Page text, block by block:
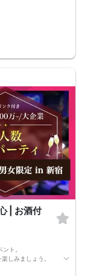
だわりのフード
証はしておりませ
意ください
オケ本舗】の間の
】に着きます。
がります。直進す
字路を右に曲が
ります。
かかります。
ル予約・先着予約
致します。
ムセール予約・先
す。
| お酒付
ト。
しみましょう。